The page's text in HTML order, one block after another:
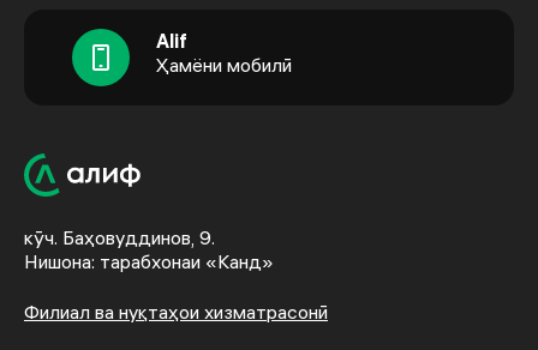
Alif
Ҳамёни мобилӣ
кӯч. Баҳовуддинов, 9.
Нишона: тарабхонаи «Канд»
Филиал ва нуқтаҳои хизматрасонӣ